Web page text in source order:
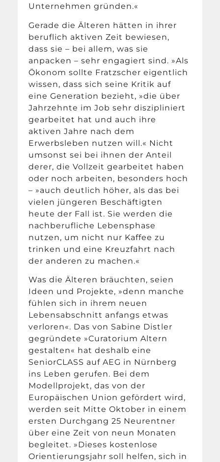
Unternehmen gründen.«
Gerade die Älteren hätten in ihrer
beruflich aktiven Zeit bewiesen,
dass sie – bei allem, was sie
anpacken – sehr engagiert sind. »Als
Ökonom sollte Fratzscher eigentlich
wissen, dass sich seine Kritik auf
eine Generation bezieht, »die über
Jahrzehnte im Job sehr diszipliniert
gearbeitet hat und auch ihre
aktiven Jahre nach dem
Erwerbsleben nutzen will.« Nicht
umsonst sei bei ihnen der Anteil
derer, die Vollzeit gearbeitet haben
oder noch arbeiten, besonders hoch
– »auch deutlich höher, als das bei
vielen jüngeren Beschäftigten
heute der Fall ist. Sie werden die
nachberufliche Lebensphase
nutzen, um nicht nur Kaffee zu
trinken und eine Kreuzfahrt nach
der anderen zu machen.«
Was die Älteren bräuchten, seien
Ideen und Projekte, »denn manche
fühlen sich in ihrem neuen
Lebensabschnitt anfangs etwas
verloren«. Das von Sabine Distler
gegründete »Curatorium Altern
gestalten« hat deshalb eine
SeniorCLASS auf AEG in Nürnberg
ins Leben gerufen. Bei dem
Modellprojekt, das von der
Europäischen Union gefördert wird,
werden seit Mitte Oktober in einem
ersten Durchgang 25 Neurentner
über eine Zeit von neun Monaten
begleitet. »Dieses kostenlose
Orientierungsjahr soll helfen, sich in